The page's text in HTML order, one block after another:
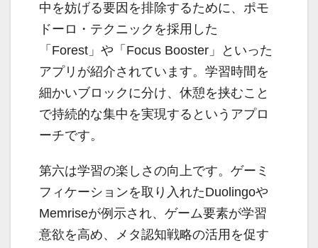
中を妨げる要因を排除するために、ポモ
ドーロ・テクニックを採用した
「Forest」や「Focus Booster」といった
アプリが紹介されています。学習時間を
細かいブロックに分け、休憩を挟むこと
で持続的な集中を実現するというアプロ
ーチです。
第六は学習の楽しさの向上です。ゲーミ
フィケーションを取り入れたDuolingoや
Memriseが例示され、ゲーム要素が学習
意欲を高め、メタ認知戦略の活用を促す